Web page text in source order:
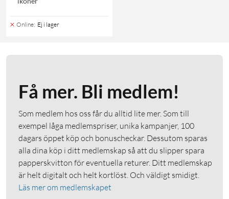
Online: Ej i lager
Få mer. Bli medlem!
Som medlem hos oss får du alltid lite mer. Som till
exempel låga medlemspriser, unika kampanjer, 100
dagars öppet köp och bonuscheckar. Dessutom sparas
alla dina köp i ditt medlemskap så att du slipper spara
papperskvitton för eventuella returer. Ditt medlemskap
är helt digitalt och helt kortlöst. Och väldigt smidigt.
Läs mer om medlemskapet